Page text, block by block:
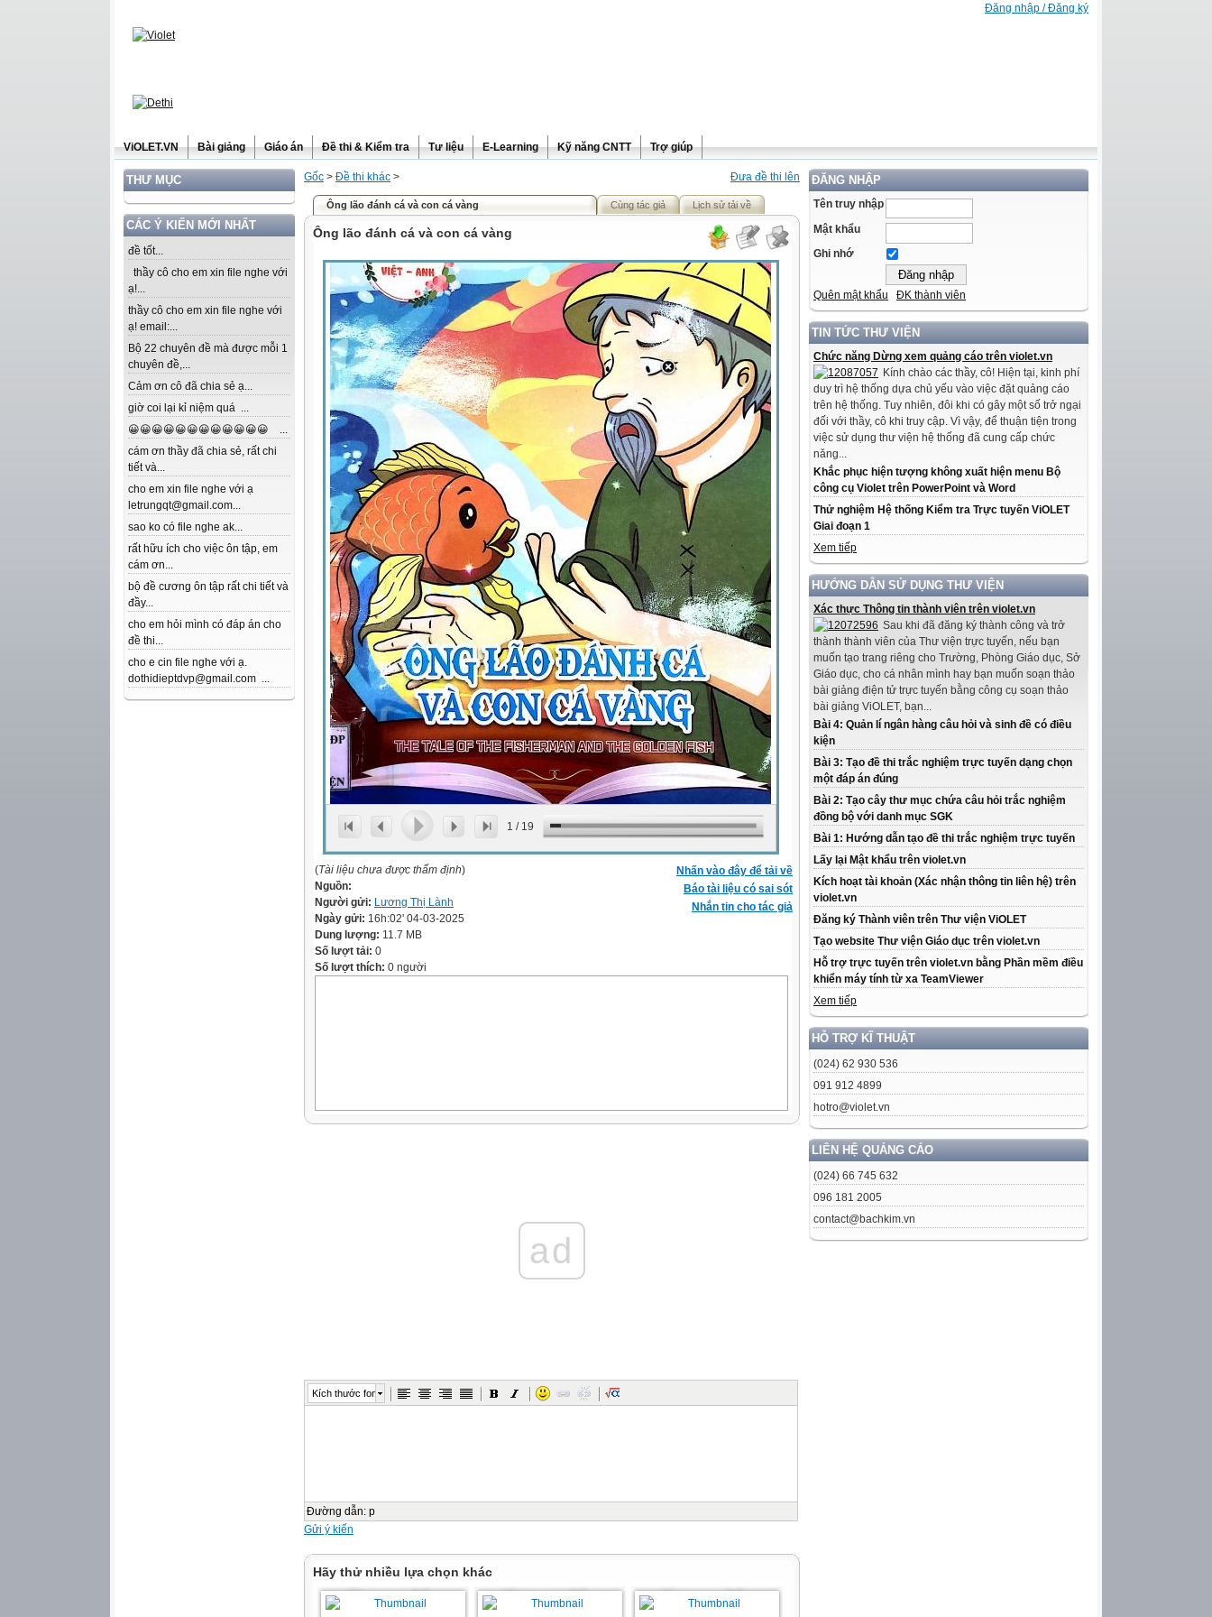
Đăng nhập / Đăng ký
ViOLET.VN Bài giảng Giáo án Đề thi & Kiểm tra Tư liệu E-Learning Kỹ năng CNTT Trợ giúp
THƯ MỤC
CÁC Ý KIẾN MỚI NHẤT
đề tốt...
thầy cô cho em xin file nghe với
ạ!...
thầy cô cho em xin file nghe với
ạ! email:...
Bộ 22 chuyên đề mà được mỗi 1
chuyên đề,...
Cảm ơn cô đã chia sẻ ạ...
giờ coi lại kỉ niệm quá ...
😀😀😀😀😀😀😀😀😀😀😀😀 ...
cám ơn thầy đã chia sẻ, rất chi
tiết và...
cho em xin file nghe với ạ
letrungqt@gmail.com...
sao ko có file nghe ak...
rất hữu ích cho việc ôn tập, em
cám ơn...
bộ đề cương ôn tập rất chi tiết và
đầy...
cho em hỏi mình có đáp án cho
đề thi...
cho e cin file nghe với ạ.
dothidieptdvp@gmail.com ...
ĐĂNG NHẬP
Tên truy nhập
Mật khẩu
Ghi nhớ
Quên mật khẩu ĐK thành viên
TIN TỨC THƯ VIỆN
Chức năng Dừng xem quảng cáo trên violet.vn
Kính chào các thầy, cô! Hiện tại, kinh phí
duy trì hệ thống dựa chủ yếu vào việc đặt quảng cáo
trên hệ thống. Tuy nhiên, đôi khi có gây một số trở ngại
đối với thầy, cô khi truy cập. Vì vậy, để thuận tiện trong
việc sử dụng thư viện hệ thống đã cung cấp chức
năng...
Khắc phục hiện tượng không xuất hiện menu Bộ
công cụ Violet trên PowerPoint và Word
Thử nghiệm Hệ thống Kiểm tra Trực tuyến ViOLET
Giai đoạn 1
Xem tiếp
HƯỚNG DẪN SỬ DỤNG THƯ VIỆN
Xác thực Thông tin thành viên trên violet.vn
Sau khi đã đăng ký thành công và trở
thành thành viên của Thư viện trực tuyến, nếu bạn
muốn tạo trang riêng cho Trường, Phòng Giáo dục, Sở
Giáo dục, cho cá nhân mình hay bạn muốn soạn thảo
bài giảng điện tử trực tuyến bằng công cụ soạn thảo
bài giảng ViOLET, bạn...
Bài 4: Quản lí ngân hàng câu hỏi và sinh đề có điều
kiện
Bài 3: Tạo đề thi trắc nghiệm trực tuyến dạng chọn
một đáp án đúng
Bài 2: Tạo cây thư mục chứa câu hỏi trắc nghiệm
đồng bộ với danh mục SGK
Bài 1: Hướng dẫn tạo đề thi trắc nghiệm trực tuyến
Lấy lại Mật khẩu trên violet.vn
Kích hoạt tài khoản (Xác nhận thông tin liên hệ) trên
violet.vn
Đăng ký Thành viên trên Thư viện ViOLET
Tạo website Thư viện Giáo dục trên violet.vn
Hỗ trợ trực tuyến trên violet.vn bằng Phần mềm điều
khiển máy tính từ xa TeamViewer
Xem tiếp
HỖ TRỢ KĨ THUẬT
(024) 62 930 536
091 912 4899
hotro@violet.vn
LIÊN HỆ QUẢNG CÁO
(024) 66 745 632
096 181 2005
contact@bachkim.vn
Đưa đề thi lên
Gốc > Đề thi khác >
Ông lão đánh cá và con cá vàng Cùng tác giả Lịch sử tải về
Ông lão đánh cá và con cá vàng
1 / 19
Nhấn vào đây để tải về
Báo tài liệu có sai sót
Nhắn tin cho tác giả
(Tài liệu chưa được thẩm định)
Nguồn:
Người gửi: Lương Thị Lành
Ngày gửi: 16h:02' 04-03-2025
Dung lượng: 11.7 MB
Số lượt tải: 0
Số lượt thích: 0 người
ad
Kích thước font
Đường dẫn: p
Gửi ý kiến
Hãy thử nhiều lựa chọn khác